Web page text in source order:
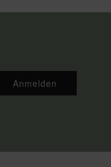
Anmelden